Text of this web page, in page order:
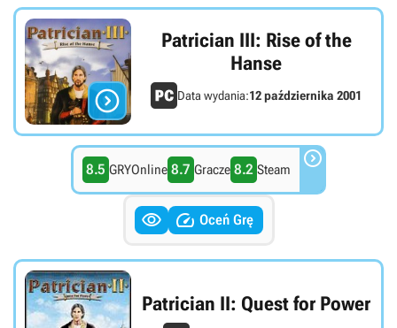

Patrician III: Rise of the
Hanse
Data wydania:12 października 2001
8.5 GRYOnline 8.7 Gracze 8.2 Steam 
  Oceń Grę
Patrician II: Quest for Power